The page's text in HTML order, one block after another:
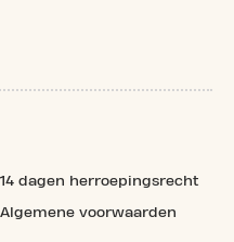
14 dagen herroepingsrecht
Algemene voorwaarden